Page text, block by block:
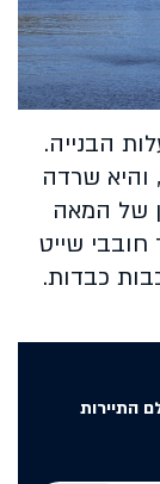
הבנייה.
והיא שרדה
של המאה
חובבי שייט
כבדות.
התיירות